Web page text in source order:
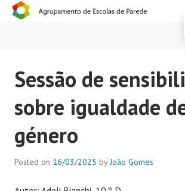
ESCOLAS DE
Sessão de
sobre igualdade
género
Posted on 16/03/2025 byJoão Gomes